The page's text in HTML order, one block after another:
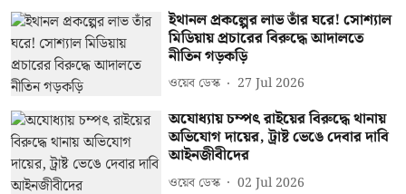
ইথানল প্রকল্পের লাভ তাঁর ঘরে! সোশ্যাল
মিডিয়ায় প্রচারের বিরুদ্ধে আদালতে
নীতিন গড়কড়ি
ওয়েব ডেস্ক 27 Jul 2026
অযোধ্যায় চম্পৎ রাইয়ের বিরুদ্ধে থানায়
অভিযোগ দায়ের, ট্রাষ্ট ভেঙে দেবার দাবি
আইনজীবীদের
ওয়েব ডেস্ক 02 Jul 2026